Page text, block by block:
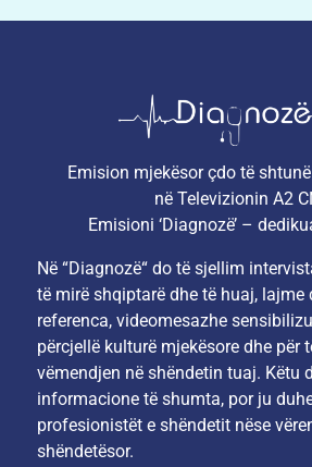
Emision mjekësor çdo të
në Televizionin A2
Emisioni ‘Diagnozë’ –
Në “Diagnozë“ do të sjellim
të mirë shqiptarë dhe të huaj, lajme
referenca, videomesazhe
përcjellë kulturë mjekësore dhe për
vëmendjen në shëndetin tuaj. Këtu
informacione të shumta, por ju
profesionistët e shëndetit nëse
shëndetësor.